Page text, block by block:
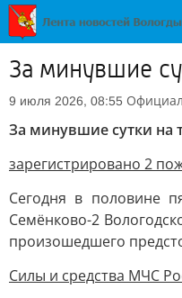
За минувшие
9 июля 2026, 08:55
За минувшие сутки на
зарегистрировано 2
Сегодня в половине
Семёнково-2
произошедшего
Силы и средства МЧС